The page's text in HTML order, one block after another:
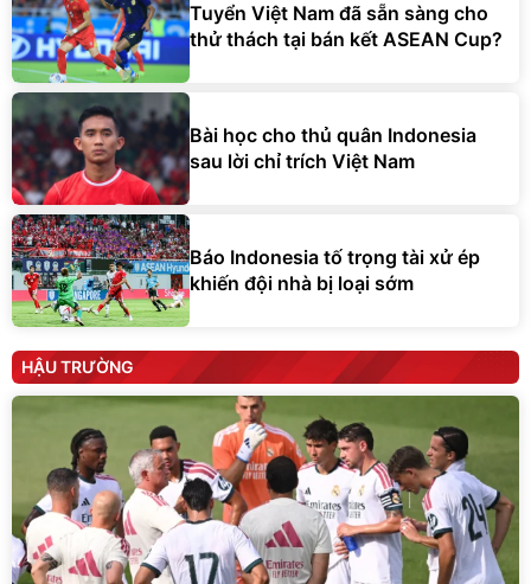
Tuyển Việt Nam đã sẵn sàng cho
thử thách tại bán kết ASEAN Cup?
Bài học cho thủ quân Indonesia
sau lời chỉ trích Việt Nam
Báo Indonesia tố trọng tài xử ép
khiến đội nhà bị loại sớm
HẬU TRƯỜNG